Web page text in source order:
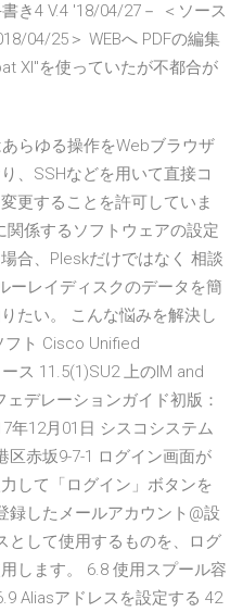
き4 V.4 '18/04/27－ ＜ソース
04/25＞ WEBへ PDFの編集
XI"を使っていたが不都合が
らゆる操作をWebブラウザ
、SSHなどを用いて直接コ
更することを許可していま
係するソフトウェアの設定
合、Pleskだけではなく 相談
ーレイディスクのデータを簡
たい。 こんな悩みを解決し
フト Cisco Unified
ス 11.5(1)SU2 上のIM and
デレーションガイド初版：
年12月01日 シスコシステム
区赤坂9-7-1 ログイン画面が
して「ログイン」ボタンを
録したメールアカウント@設
して使用するものを、ログ
します。 6.8 使用スプール容
Aliasアドレスを設定する 42